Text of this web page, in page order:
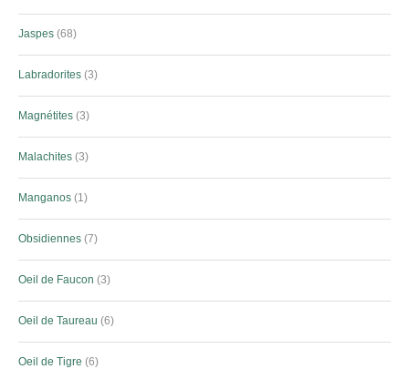
Jaspes 68
Labradorites 3
Magnétites 3
Malachites 3
Manganos 1
Obsidiennes 7
Oeil de Faucon 3
Oeil de Taureau 6
Oeil de Tigre 6